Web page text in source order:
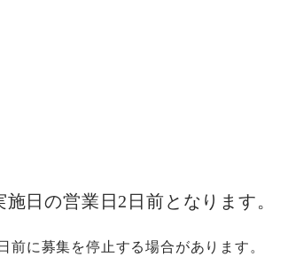
日の営業日2日前となります。
前に募集を停止する場合があります。